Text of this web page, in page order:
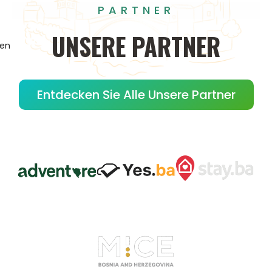
PARTNER
UNSERE PARTNER
Entdecken Sie Alle Unsere Partner